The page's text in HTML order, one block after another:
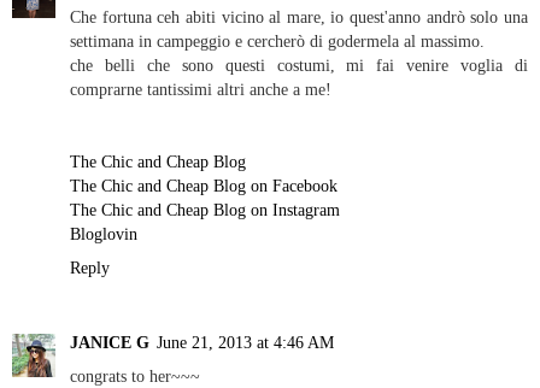
Che fortuna ceh abiti vicino al mare, io quest'anno andrò solo una
settimana in campeggio e cercherò di godermela al massimo.
che belli che sono questi costumi, mi fai venire voglia di
comprarne tantissimi altri anche a me!
The Chic and Cheap Blog
The Chic and Cheap Blog on Facebook
The Chic and Cheap Blog on Instagram
Bloglovin
Reply
JANICE G June 21, 2013 at 4:46 AM
congrats to her~~~